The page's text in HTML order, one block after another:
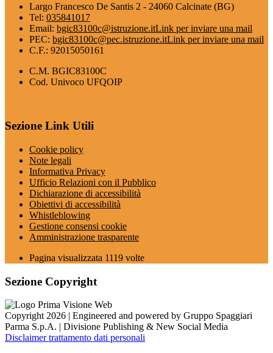
Largo Francesco De Santis 2 - 24060 Calcinate (BG)
Tel: 035841017
Email: bgic83100c@istruzione.itLink per inviare una mail
PEC: bgic83100c@pec.istruzione.itLink per inviare una mail
C.F.: 92015050161
C.M. BGIC83100C
Cod. Univoco UFQOIP
Sezione Link Utili
Cookie policy
Note legali
Informativa Privacy
Ufficio Relazioni con il Pubblico
Dichiarazione di accessibilità
Obiettivi di accessibilità
Whistleblowing
Gestione consensi cookie
Amministrazione trasparente
Pagina visualizzata 1119 volte
Sezione Copyright
Copyright 2026 | Engineered and powered by Gruppo Spaggiari
Parma S.p.A. | Divisione Publishing & New Social Media
Disclaimer trattamento dati personali